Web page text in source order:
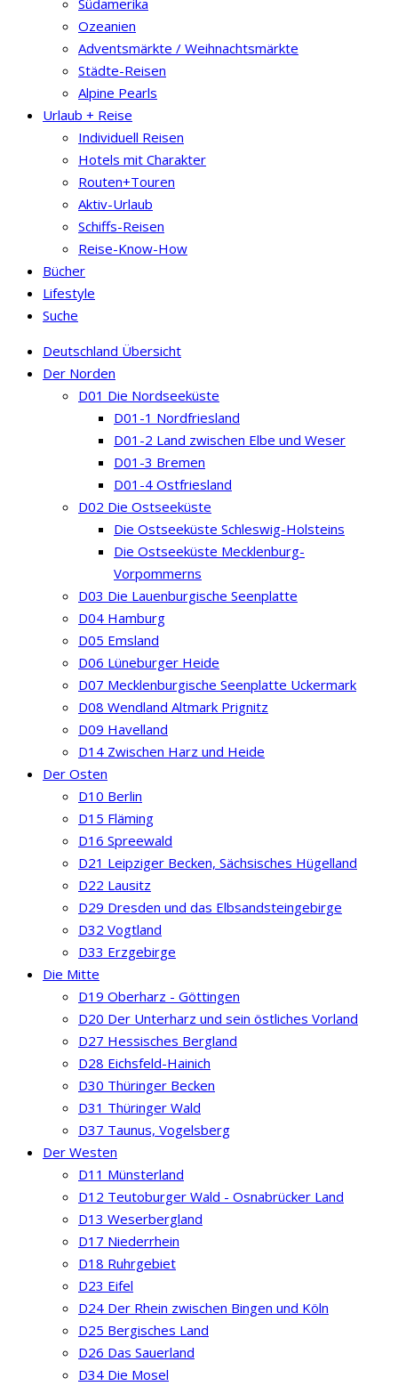
Ozeanien
Adventsmärkte / Weihnachtsmärkte
Städte-Reisen
Alpine Pearls
Urlaub + Reise
Individuell Reisen
Hotels mit Charakter
Routen+Touren
Aktiv-Urlaub
Schiffs-Reisen
Reise-Know-How
Bücher
Lifestyle
Suche
Deutschland Übersicht
Der Norden
D01 Die Nordseeküste
D01-1 Nordfriesland
D01-2 Land zwischen Elbe und Weser
D01-3 Bremen
D01-4 Ostfriesland
D02 Die Ostseeküste
Die Ostseeküste Schleswig-Holsteins
Die Ostseeküste Mecklenburg-
Vorpommerns
D03 Die Lauenburgische Seenplatte
D04 Hamburg
D05 Emsland
D06 Lüneburger Heide
D07 Mecklenburgische Seenplatte Uckermark
D08 Wendland Altmark Prignitz
D09 Havelland
D14 Zwischen Harz und Heide
Der Osten
D10 Berlin
D15 Fläming
D16 Spreewald
D21 Leipziger Becken, Sächsisches Hügelland
D22 Lausitz
D29 Dresden und das Elbsandsteingebirge
D32 Vogtland
D33 Erzgebirge
Die Mitte
D19 Oberharz - Göttingen
D20 Der Unterharz und sein östliches Vorland
D27 Hessisches Bergland
D28 Eichsfeld-Hainich
D30 Thüringer Becken
D31 Thüringer Wald
D37 Taunus, Vogelsberg
Der Westen
D11 Münsterland
D12 Teutoburger Wald - Osnabrücker Land
D13 Weserbergland
D17 Niederrhein
D18 Ruhrgebiet
D23 Eifel
D24 Der Rhein zwischen Bingen und Köln
D25 Bergisches Land
D26 Das Sauerland
D34 Die Mosel